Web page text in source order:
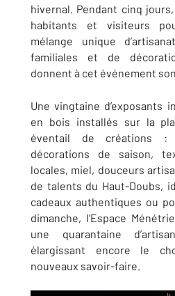
hivernal. Pendant cinq
habitants et visiteurs
mélange unique
familiales et de
donnent à cet événement
Une vingtaine d’exposants
en bois installés sur la
éventail de créations :
décorations de saison,
locales, miel, douceurs
de talents du Haut-Doubs,
cadeaux authentiques ou
dimanche, l’Espace
une quarantaine
élargissant encore le
nouveaux savoir-faire.